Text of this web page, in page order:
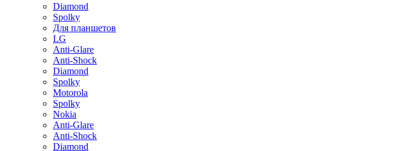
Diamond
Spolky
Для планшетов
LG
Anti-Glare
Anti-Shock
Diamond
Spolky
Motorola
Spolky
Nokia
Anti-Glare
Anti-Shock
Diamond